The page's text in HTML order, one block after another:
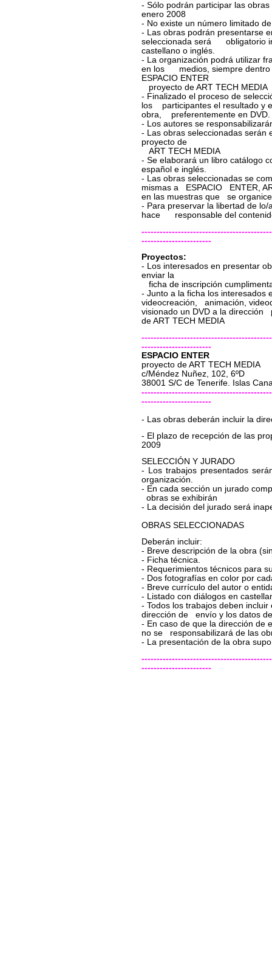
- Sólo podrán participar las
enero 2008
- No existe un número limitado
- Las obras podrán presentarse
seleccionada será obligatorio
castellano o inglés.
- La organización podrá utilizar
en los medios, siempre dentro
ESPACIO ENTER
proyecto de ART TECH MEDIA
- Finalizado el proceso de
los participantes el resultado y
obra, preferentemente en DVD.
- Los autores se
- Las obras seleccionadas serán
proyecto de
ART TECH MEDIA
- Se elaborará un libro catálogo
español e inglés.
- Las obras seleccionadas se
mismas a ESPACIO ENTER,
en las muestras que se
- Para preservar la libertad de
hace responsable del
-----------------------
Proyectos:
- Los interesados en presentar
enviar la
ficha de inscripción
- Junto a la ficha los interesados
videocreación, animación,
visionado un DVD a la dirección
de ART TECH MEDIA
-----------------------
ESPACIO ENTER
proyecto de ART TECH MEDIA
c/Méndez Nuñez, 102, 6ºD
38001 S/C de Tenerife. Islas
-----------------------
- Las obras deberán incluir la
- El plazo de recepción de las
2009
SELECCIÓN Y JURADO
- Los trabajos presentados
organización.
- En cada sección un jurado
obras se exhibirán
- La decisión del jurado será
OBRAS SELECCIONADAS
Deberán incluir:
- Breve descripción de la obra
- Ficha técnica.
- Requerimientos técnicos para
- Dos fotografías en color por
- Breve currículo del autor o
- Listado con diálogos en
- Todos los trabajos deben
dirección de envío y los datos
- En caso de que la dirección de
no se responsabilizará de las
- La presentación de la obra
-----------------------